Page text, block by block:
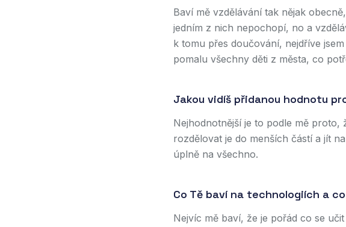
Baví mě vzdělávání tak nějak
jedním z nich nepochopí, no a
k tomu přes doučování, nejdříve
pomalu všechny děti z města, co
Jakou vidíš přidanou hodnotu
Nejhodnotnější je to podle mě
rozdělovat je do menších částí a jít
úplně na všechno.
Co Tě baví na technologiích a
Nejvíc mě baví, že je pořád co se